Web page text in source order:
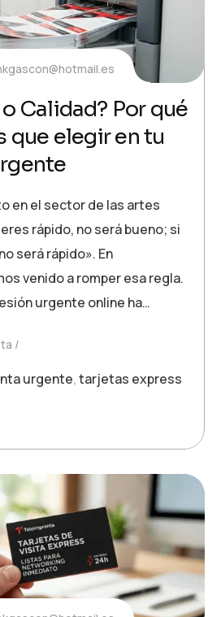
Calidad? Por qué
que elegir en tu
en el sector de las artes
rápido, no será bueno; si
será rápido». En
venido a romper esa regla.
urgente online ha…
urgente,tarjetas express